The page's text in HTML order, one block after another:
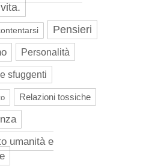
Pensieri
Personalità
sfuggenti
Relazioni tossiche
umanità e